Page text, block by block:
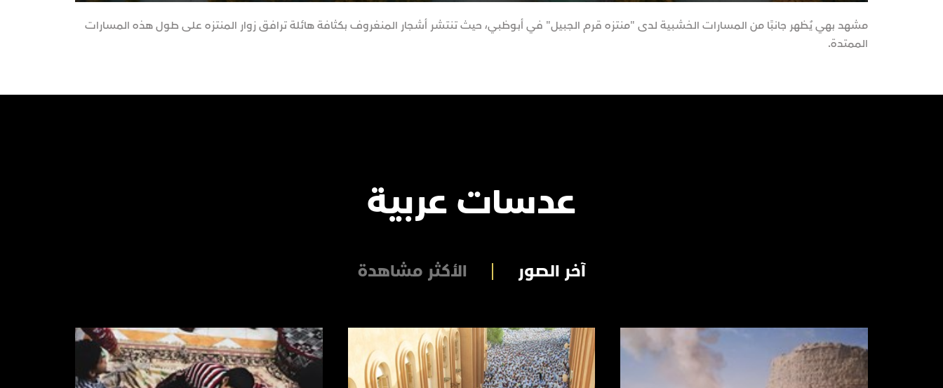
مشهد بهي يُظهر جانبًا من المسارات الخشبية لدى "منتزه قرم الجبيل" في أبوظبي، حيث تنتشر أشجار المنغروف بكثافة هائلة ترافق زوار المنتزه على طول هذه المسارات
الممتدة.
عدسات عربية
آخر الصور الأكثر مشاهدة